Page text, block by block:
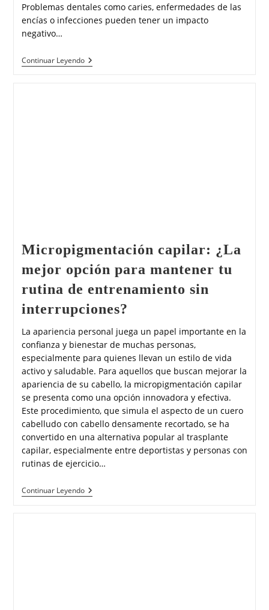
Problemas dentales como caries, enfermedades de las
encías o infecciones pueden tener un impacto
negativo…
Continuar Leyendo
Micropigmentación capilar: ¿La
mejor opción para mantener tu
rutina de entrenamiento sin
interrupciones?
La apariencia personal juega un papel importante en la
confianza y bienestar de muchas personas,
especialmente para quienes llevan un estilo de vida
activo y saludable. Para aquellos que buscan mejorar la
apariencia de su cabello, la micropigmentación capilar
se presenta como una opción innovadora y efectiva.
Este procedimiento, que simula el aspecto de un cuero
cabelludo con cabello densamente recortado, se ha
convertido en una alternativa popular al trasplante
capilar, especialmente entre deportistas y personas con
rutinas de ejercicio…
Continuar Leyendo